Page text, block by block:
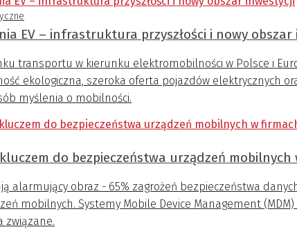
EV – infrastruktura przyszłości i nowy obszar
transportu w kierunku elektromobilności w Polsce i
ekologiczna, szeroka oferta pojazdów elektrycznych
myślenia o mobilności.
do bezpieczeństwa urządzeń mobilnych
alarmujący obraz - 65% zagrożeń bezpieczeństwa
mobilnych. Systemy Mobile Device Management
związane.